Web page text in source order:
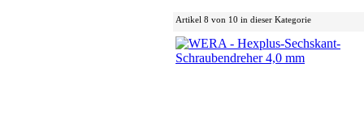
Artikel 8 von 10 in dieser Kategorie